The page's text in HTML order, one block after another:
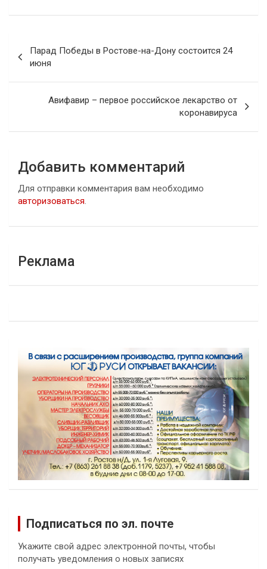
по
записям
Парад Победы в Ростове-на-Дону состоится 24
июня
Авифавир – первое российское лекарство от
коронавируса
Добавить комментарий
Для отправки комментария вам необходимо
авторизоваться.
Реклама
Подписаться по эл. почте
Укажите свой адрес электронной почты, чтобы
получать уведомления о новых записях